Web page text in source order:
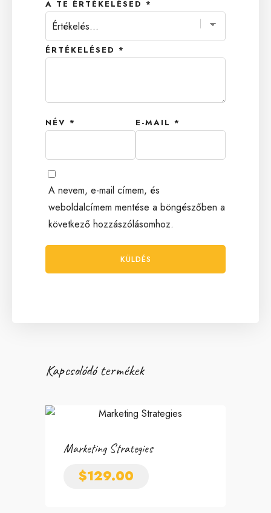
A TE ÉRTÉKELÉSED *
ÉRTÉKELÉSED *
NÉV * E-MAIL *
A nevem, e-mail címem, és
weboldalcímem mentése a böngészőben a
következő hozzászólásomhoz.
Kapcsolódó termékek
Marketing Strategies
$129.00